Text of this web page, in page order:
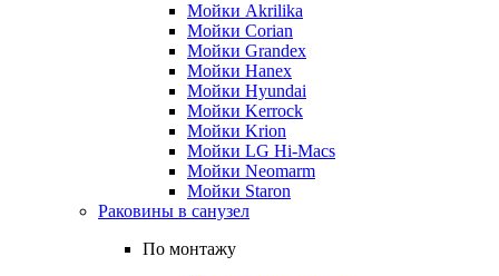
Мойки Akrilika
Мойки Corian
Мойки Grandex
Мойки Hanex
Мойки Hyundai
Мойки Kerrock
Мойки Krion
Мойки LG Hi-Macs
Мойки Neomarm
Мойки Staron
Раковины в санузел
По монтажу